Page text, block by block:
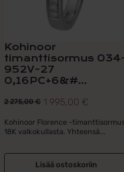
Kohinoor
timanttisormus
952V-27
0,16PC+6&#...
2 275,00€
Alkuperäinen
hinta
oli:
2
275,00 €.
1 995,00 €
Nykyinen
hinta
on:
1
995,00 €.
Kohinoor Florence -
18K valkokullasta. Yhteensä...
Lisää ostoskoriin